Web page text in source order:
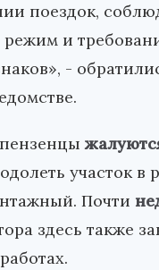
поездок,
режим и
-
участок в
Почти
здесь также